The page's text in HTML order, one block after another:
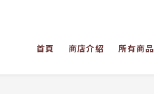
首頁 商店介紹 所有商品